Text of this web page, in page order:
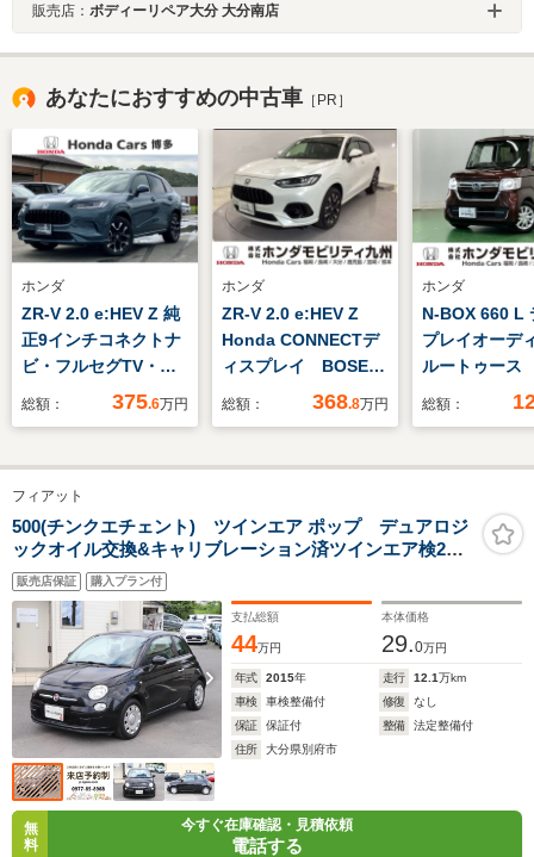
販売店： ボディーリペア大分 大分南店
あなたにおすすめの中古車 ［PR］
ホンダ
ZR-V 2.0 e:HEV Z 純
正9インチコネクトナ
ビ・フルセグTV・
Bluetooth・マルチビ
リーシート・パワーテ
ールゲート・ハンドル
ヒーター・BOSEサウ
ンド・ワンオーナー車
総額： 375.6万円
ホンダ
ZR-V 2.0 e:HEV Z
Honda CONNECTデ
ィスプレイ BOSEプ
レミアムサウンドシス
総額： 368.8万円
ホンダ
N-BOX 660 L
プレイオー
ルートゥー
総額：
フィアット
500(チンクエチェント) ツインエア ポップ デュアロジ
ックオイル交換&キャリブレーション済ツインエア検2年
受渡走行12.1万km純正黒取説保証書
販売店保証 購入プラン付
支払総額
44万円
本体価格
29.0万円
年式 2015年 走行 12.1万km
車検
車検整備付 修復
なし
保証
保証付 整備
法定整備付
住所
大分県別府市
無
料
今すぐ在庫確認・見積依頼
電話する